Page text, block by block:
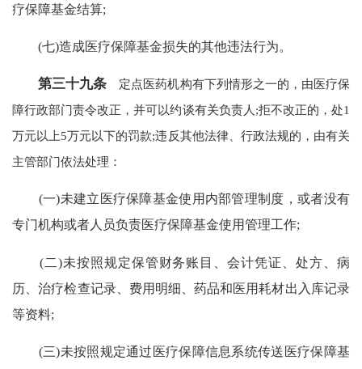
疗保障基金结算;
(七)造成医疗保障基金损失的其他违法行为。
第三十九条 定点医药机构有下列情形之一的，由医疗保
障行政部门责令改正，并可以约谈有关负责人;拒不改正的，处1
万元以上5万元以下的罚款;违反其他法律、行政法规的，由有关
主管部门依法处理：
(一)未建立医疗保障基金使用内部管理制度，或者没有
专门机构或者人员负责医疗保障基金使用管理工作;
(二)未按照规定保管财务账目、会计凭证、处方、病
历、治疗检查记录、费用明细、药品和医用耗材出入库记录
等资料;
(三)未按照规定通过医疗保障信息系统传送医疗保障基